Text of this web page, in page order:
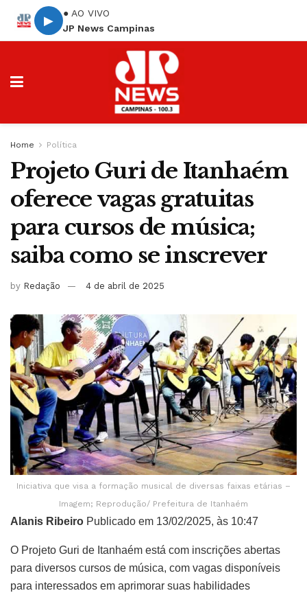
▶
● AO VIVO
JP News Campinas
Home Política
Projeto Guri de Itanhaém
oferece vagas gratuitas
para cursos de música;
saiba como se inscrever
by Redação 4 de abril de 2025
Iniciativa que visa a formação musical de diversas faixas etárias –
Imagem; Reprodução/ Prefeitura de Itanhaém
Alanis Ribeiro Publicado em 13/02/2025, às 10:47
O Projeto Guri de Itanhaém está com inscrições abertas
para diversos cursos de música, com vagas disponíveis
para interessados em aprimorar suas habilidades